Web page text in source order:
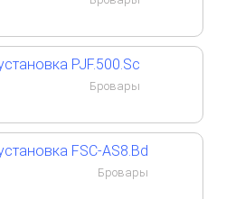
PJF.500.Sc
Бровары
FSC-AS8.Bd
Бровары